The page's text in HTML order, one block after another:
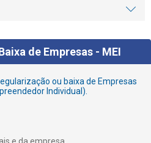
de Empresas - MEI
ou baixa de Empresas
Individual).